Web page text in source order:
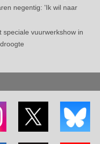
negentig: 'Ik wil naar
speciale vuurwerkshow in